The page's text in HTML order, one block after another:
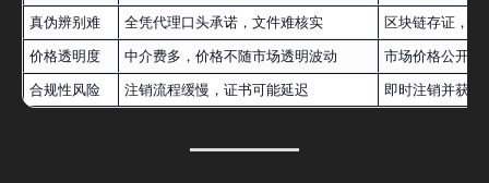
真伪辨别难
全凭代理口头承诺，文件难核实
区块链存证，实
价格透明度
中介费多，价格不随市场透明波动
市场价格公开，
合规性风险
注销流程缓慢，证书可能延迟 即时注销并获得